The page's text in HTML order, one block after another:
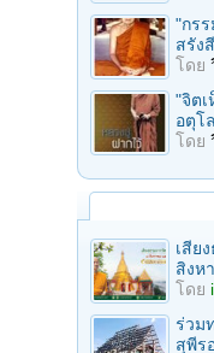
"กร
สรัง
โดย
"จิต
อตุโ
โดย
เสีย
สิงห
โดย
ร่วม
สุพีร